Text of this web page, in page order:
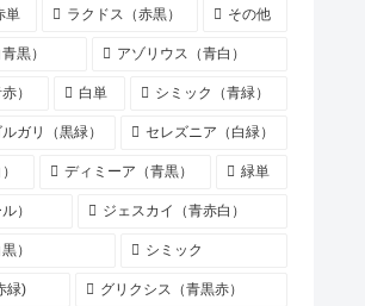
単 ラクドス（赤黒） その他
黒） アゾリウス（青白）
） 白単 シミック（青緑）
ガリ（黒緑） セレズニア（白緑）
ディミーア（青黒） 緑単
） ジェスカイ（青赤白）
） シミック
緑) グリクシス（青黒赤）